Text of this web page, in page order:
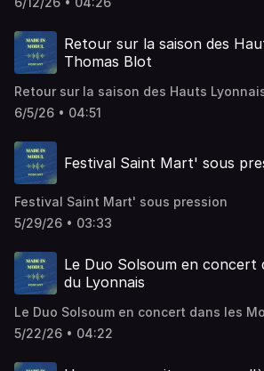
Retour sur la saison des
Thomas Blot
Retour sur la saison des Hauts
6/5/26 • 04:51
Festival Saint Mart' sous
Festival Saint Mart' sous pression
5/29/26 • 03:33
Le Duo Solsoum en concert
du Lyonnais
Le Duo Solsoum en concert dans les
5/22/26 • 04:22